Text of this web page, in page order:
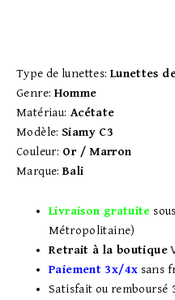
Type de lunettes: Lunettes
Genre: Homme
Matériau: Acétate
Modèle: Siamy C3
Couleur: Or / Marron
Marque: Bali
Livraison gratuite
Métropolitaine)
Retrait à la boutique
Paiement 3x/4x sans
Satisfait ou remboursé